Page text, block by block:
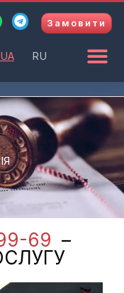
T
e
r
m
Замовити
UA RU
69 –